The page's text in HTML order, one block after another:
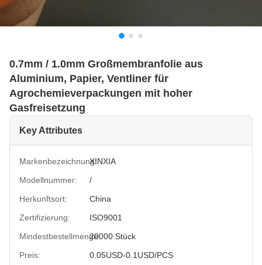
0.7mm / 1.0mm Großmembranfolie aus
Aluminium, Papier, Ventliner für
Agrochemieverpackungen mit hoher
Gasfreisetzung
Key Attributes
Markenbezeichnung:XINXIA
Modellnummer:
/
Herkunftsort:
China
Zertifizierung:
ISO9001
Mindestbestellmenge:20000 Stück
Preis:
0.05USD-0.1USD/PCS